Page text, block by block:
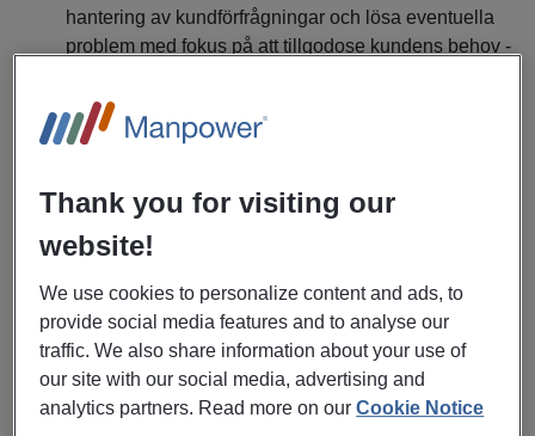
hantering av kundförfrågningar och lösa eventuella
problem med fokus på att tillgodose kundens behov -
produkter/tjänster samt vägleda kunder genom olika
processer - Din främsta målsättning är att aktivt jobba
minnesvärda upplevelser för våra kunder
Anställningsform:
Utbildning: 2-veckors grundutbildning kombinerat
med praktiskt arbete.
Thank you for visiting our
website!
We use cookies to personalize content and ads, to
provide social media features and to analyse our
traffic. We also share information about your use of
our site with our social media, advertising and
analytics partners. Read more on ourCookie Notice